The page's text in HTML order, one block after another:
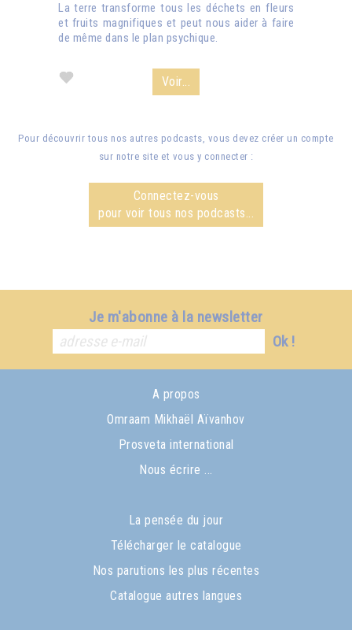
La terre transforme tous les déchets en fleurs
et fruits magnifiques et peut nous aider à faire
de même dans le plan psychique.
Voir...
Pour découvrir tous nos autres podcasts, vous devez créer un compte
sur notre site et vous y connecter :
Connectez-vous
pour voir tous nos podcasts...
Je m'abonne à la newsletter
Ok !
A propos
Omraam Mikhaël Aïvanhov
Prosveta international
Nous écrire ...
La pensée du jour
Télécharger le catalogue
Nos parutions les plus récentes
Catalogue autres langues